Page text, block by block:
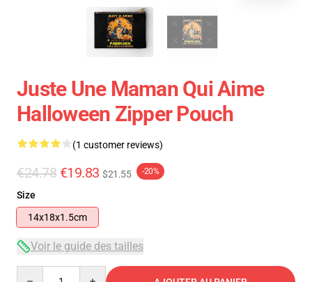
Juste Une Maman Qui Aime
Halloween Zipper Pouch
(1 customer reviews)
€24.78 €19.83 $21.55 -20%
Size
14x18x1.5cm
Voir le guide des tailles